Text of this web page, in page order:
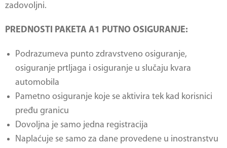
zadovoljni.
PREDNOSTI PAKETA A1 PUTNO OSIGURANJE:
Podrazumeva punto zdravstveno osiguranje,
osiguranje prtljaga i osiguranje u slučaju kvara
automobila
Pametno osiguranje koje se aktivira tek kad korisnici
pređu granicu
Dovoljna je samo jedna registracija
Naplaćuje se samo za dane provedene u inostranstvu